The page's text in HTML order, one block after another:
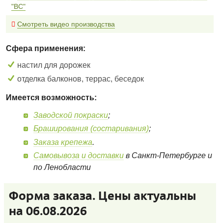
"BC"
Смотреть видео производства
Сфера применения:
настил для дорожек
отделка балконов, террас, беседок
Имеется возможность:
Заводской покраски;
Браширования (состаривания);
Заказа крепежа.
Самовывоза и доставки в Санкт-Петербурге и
по Ленобласти
Форма заказа. Цены актуальны
на 06.08.2026